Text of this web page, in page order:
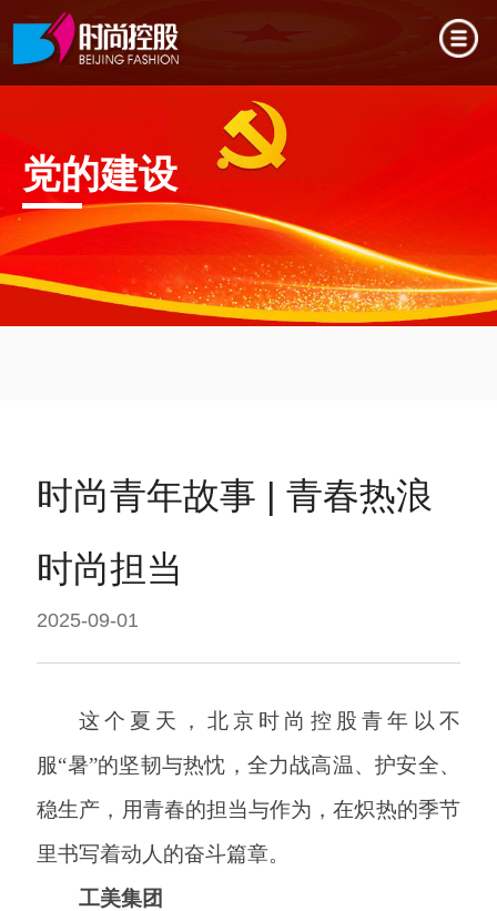
党的建设
时尚青年故事 | 青春热浪
时尚担当
2025-09-01
这个夏天，北京时尚控股青年以不
服“暑”的坚韧与热忱，全力战高温、护安全、
稳生产，用青春的担当与作为，在炽热的季节
里书写着动人的奋斗篇章。
工美集团